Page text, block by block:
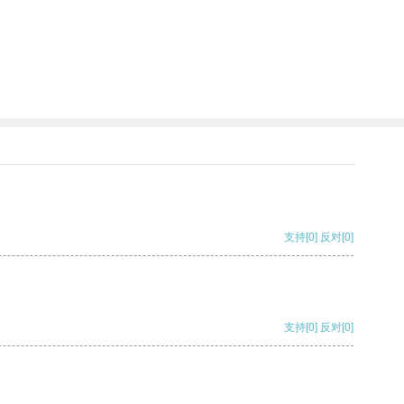
支持[0] 反对[0]
支持[0] 反对[0]